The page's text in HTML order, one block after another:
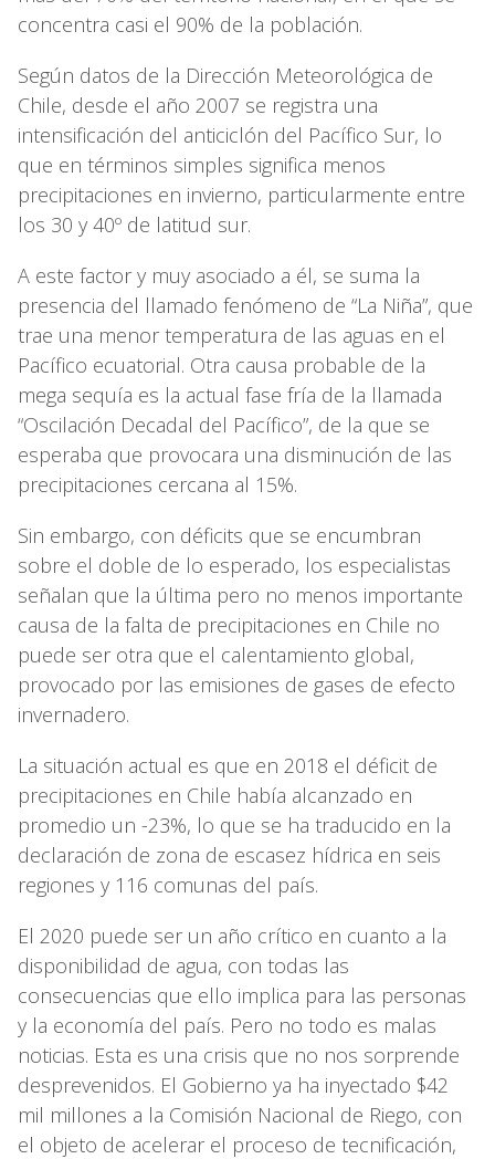
concentra casi el 90% de la población.
Según datos de la Dirección Meteorológica de
Chile, desde el año 2007 se registra una
intensificación del anticiclón del Pacífico Sur, lo
que en términos simples significa menos
precipitaciones en invierno, particularmente entre
los 30 y 40º de latitud sur.
A este factor y muy asociado a él, se suma la
presencia del llamado fenómeno de “La Niña”, que
trae una menor temperatura de las aguas en el
Pacífico ecuatorial. Otra causa probable de la
mega sequía es la actual fase fría de la llamada
“Oscilación Decadal del Pacífico”, de la que se
esperaba que provocara una disminución de las
precipitaciones cercana al 15%.
Sin embargo, con déficits que se encumbran
sobre el doble de lo esperado, los especialistas
señalan que la última pero no menos importante
causa de la falta de precipitaciones en Chile no
puede ser otra que el calentamiento global,
provocado por las emisiones de gases de efecto
invernadero.
La situación actual es que en 2018 el déficit de
precipitaciones en Chile había alcanzado en
promedio un -23%, lo que se ha traducido en la
declaración de zona de escasez hídrica en seis
regiones y 116 comunas del país.
El 2020 puede ser un año crítico en cuanto a la
disponibilidad de agua, con todas las
consecuencias que ello implica para las personas
y la economía del país. Pero no todo es malas
noticias. Esta es una crisis que no nos sorprende
desprevenidos. El Gobierno ya ha inyectado $42
mil millones a la Comisión Nacional de Riego, con
el objeto de acelerar el proceso de tecnificación,